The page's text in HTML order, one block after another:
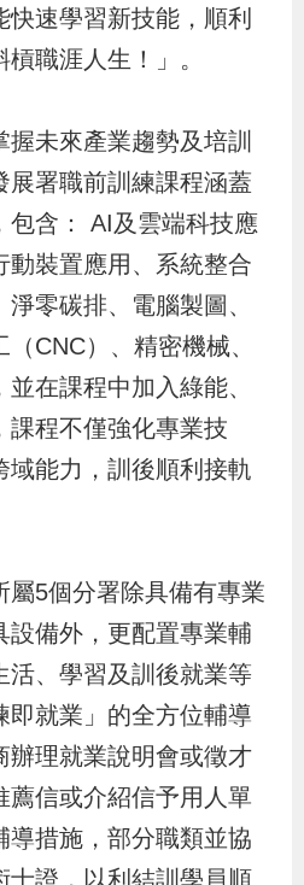
速學習新技能，順利
職涯人生！」。
未來產業趨勢及培訓
展署職前訓練課程涵蓋
包含： AI及雲端科技應
動裝置應用、系統整合
零碳排、電腦製圖、
CNC）、精密機械、
在課程中加入綠能、
課程不僅強化專業技
域能力，訓後順利接軌
5個分署除具備有專業
設備外，更配置專業輔
活、學習及訓後就業等
即就業」的全方位輔導
辦理就業說明會或徵才
薦信或介紹信予用人單
導措施，部分職類並協
士證，以利結訓學員順